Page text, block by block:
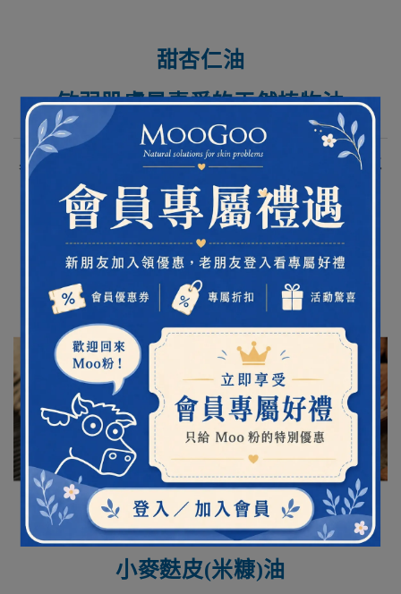
甜杏仁油
敏弱肌膚最喜愛的天然植物油
具有滋潤性，除了豐富的蛋白質、多種礦物質和維生
素
是一種保養皮膚及滋潤效果極佳的植物油
可幫助肌膚光滑柔嫩、調理肌膚線條
小麥麩皮(米糠)油